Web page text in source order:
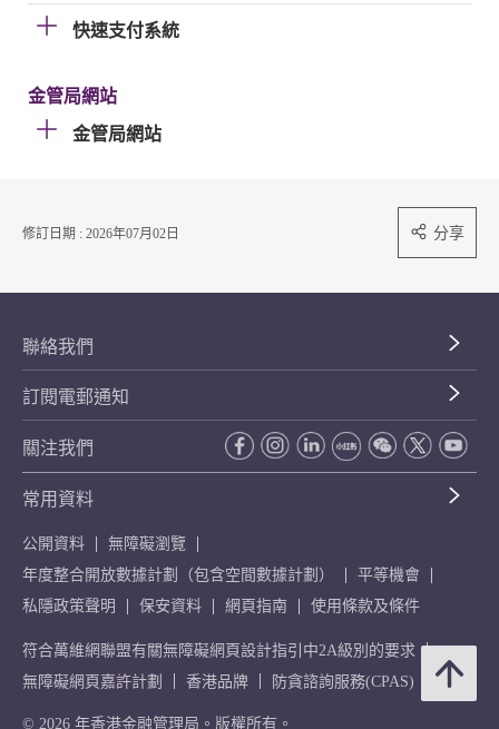
快速支付系統
金管局網站
金管局網站
修訂日期 : 2026年07月02日 分享
聯絡我們
訂閱電郵通知
關注我們
常用資料
公開資料
無障礙瀏覽
年度整合開放數據計劃（包含空間數據計劃）
平等機會
私隱政策聲明
保安資料 網頁指南 使用條款及條件
符合萬維網聯盟有關無障礙網頁設計指引中2A級別的要求
無障礙網頁嘉許計劃
香港品牌 防貪諮詢服務(CPAS)
© 2026 年香港金融管理局。版權所有。